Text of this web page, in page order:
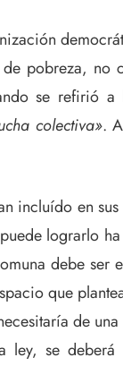
pobreza, no
se refirió
colectiva».
incluído en
lograrlo
debe ser
que
de
ley, se